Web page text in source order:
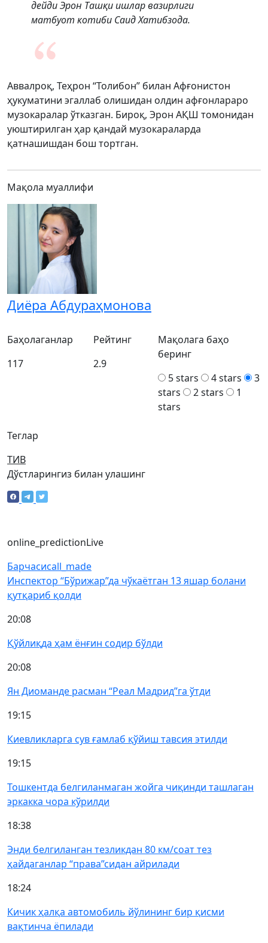
дейди Эрон Ташқи ишлар вазирлиги
матбуот котиби Саид Хатибзода.
Аввалроқ, Теҳрон “Толибон” билан Афғонистон
ҳукуматини эгаллаб олишидан олдин афғонлараро
музокаралар ўтказган. Бироқ, Эрон АҚШ томонидан
уюштирилган ҳар қандай музокараларда
қатнашишдан бош тортган.
Мақола муаллифи
Диёра Абдураҳмoнова
Теглар
ТИВ
Баҳолаганлар
117
Рейтинг
2.9
Мақолага баҳо
беринг
5 stars
4 stars
3
stars
2 stars
1
stars
Дўстларингиз билан улашинг
online_predictionLive
Барчасиcall_made
Инспектор “Бўрижар”да чўкаётган 13 яшар болани
қутқариб қолди
20:08
Қўйлиқда ҳам ёнғин содир бўлди
20:08
Ян Диоманде расман “Реал Мадрид”га ўтди
19:15
Киевликларга сув ғамлаб қўйиш тавсия этилди
19:15
Тошкентда белгиланмаган жойга чиқинди ташлаган
эркакка чора кўрилди
18:38
Энди белгиланган тезликдан 80 км/соат тез
ҳайдаганлар “права”сидан айрилади
18:24
Кичик ҳалқа автомобиль йўлининг бир қисми
вақтинча ёпилади